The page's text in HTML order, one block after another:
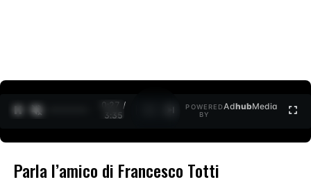
0:27 /
3:35
POWERED
BY
AdhubMedia
Parla l’amico di Francesco Totti